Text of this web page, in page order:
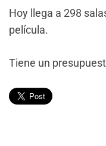
Hoy llega a 298
película.
Tiene un